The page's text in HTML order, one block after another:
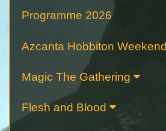
Programme 2026
Azcanta Hobbiton Weekend
Magic The Gathering
Flesh and Blood